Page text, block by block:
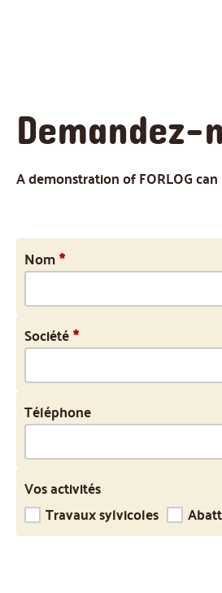
A demonstration of FORLOG
Nom*
Société*
Téléphone
Vos activités
Travaux sylvicoles